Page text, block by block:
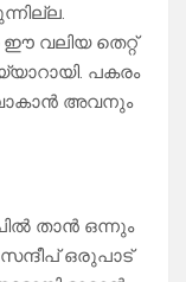
വലിയ തെറ്റ്
പകരം
അവനും
താൻ ഒന്നും
സന്ദീപ് ഒരുപാട്